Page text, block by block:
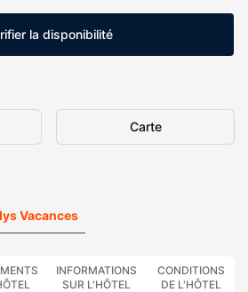
la disponibilité
Carte
Vacances
INFORMATIONS
SUR L'HÔTEL
CONDITIONS
DE L'HÔTEL